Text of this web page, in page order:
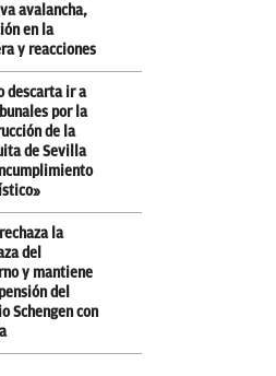
avalancha,
en la
y reacciones
descarta ir a
por la
de la
de Sevilla
la
del
y mantiene
del
Schengen con